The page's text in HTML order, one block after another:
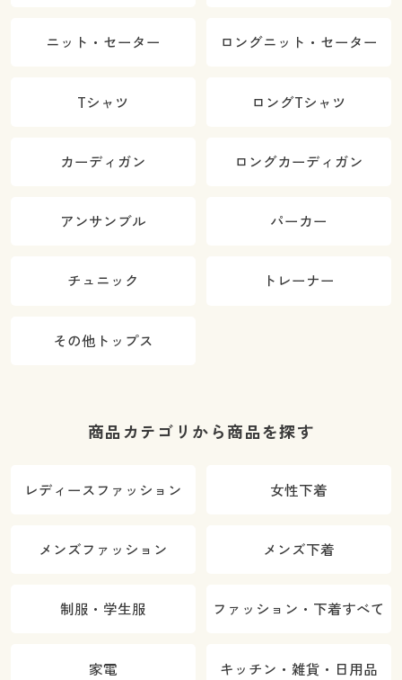
ニット・セーター ロングニット・セーター
Tシャツ ロングTシャツ
カーディガン ロングカーディガン
アンサンブル パーカー
チュニック トレーナー
その他トップス
商品カテゴリから商品を探す
レディースファッション 女性下着
メンズファッション メンズ下着
制服・学生服 ファッション・下着すべて
家電 キッチン・雑貨・日用品